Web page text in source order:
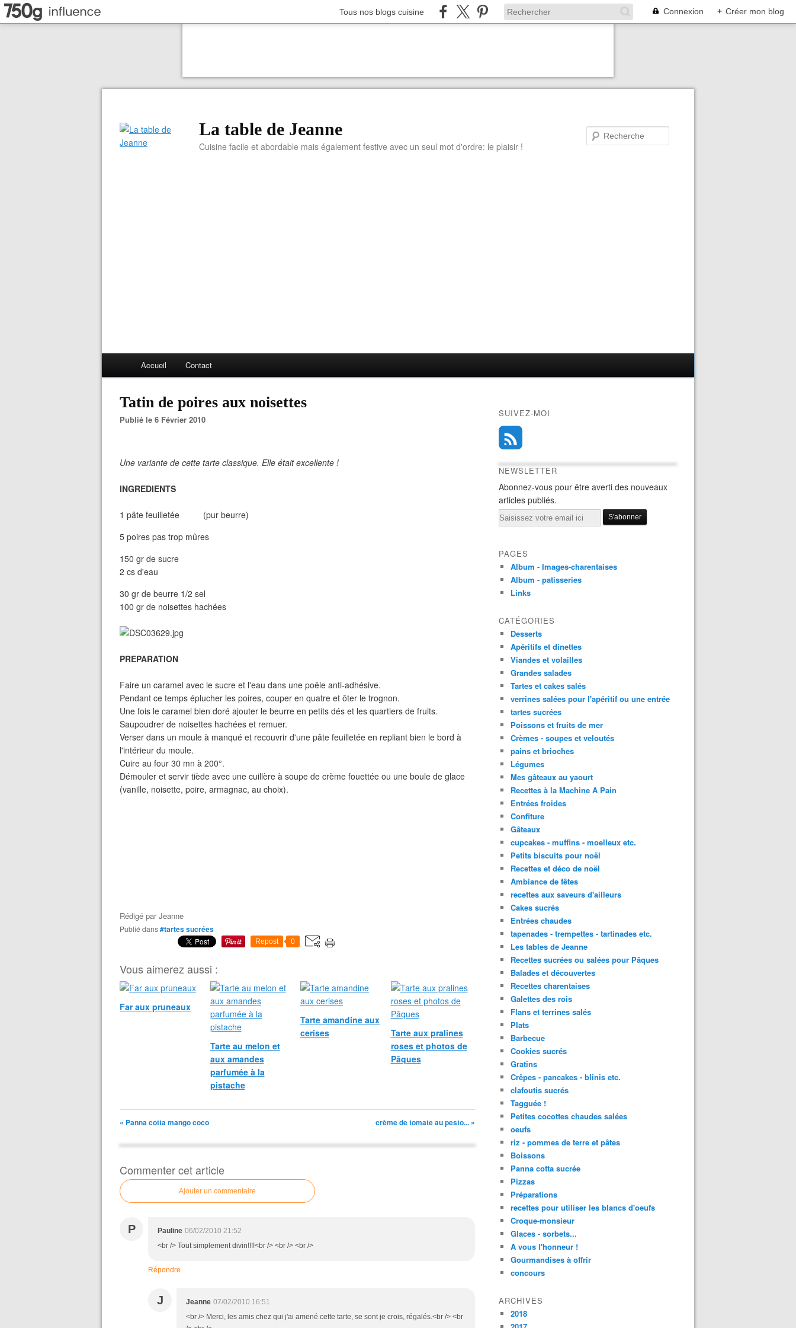
Tous nos blogs cuisine Connexion + Créer mon blog
La table de Jeanne
Cuisine facile et abordable mais également festive avec un seul mot d'ordre: le plaisir !
Accueil Contact
Tatin de poires aux noisettes
Publié le 6 Février 2010
Une variante de cette tarte classique. Elle était excellente !
INGREDIENTS
1 pâte feuilletée (pur beurre)
5 poires pas trop mûres
150 gr de sucre
2 cs d'eau
30 gr de beurre 1/2 sel
100 gr de noisettes hachées
PREPARATION
Faire un caramel avec le sucre et l'eau dans une poêle anti-adhésive.
Pendant ce temps éplucher les poires, couper en quatre et ôter le trognon.
Une fois le caramel bien doré ajouter le beurre en petits dés et les quartiers de fruits.
Saupoudrer de noisettes hachées et remuer.
Verser dans un moule à manqué et recouvrir d'une pâte feuilletée en repliant bien le bord à
l'intérieur du moule.
Cuire au four 30 mn à 200°.
Démouler et servir tiède avec une cuillère à soupe de crème fouettée ou une boule de glace
(vanille, noisette, poire, armagnac, au choix).
Rédigé parJeanne
Publié dans#tartes sucrées
Repost 0
Vous aimerez aussi :
Far aux pruneaux
Tarte au melon et
aux amandes
parfumée à la
pistache
Tarte amandine aux
cerises
Tarte aux pralines
roses et photos de
Pâques
« Panna cotta mango coco crème de tomate au pesto... »
Commenter cet article
Ajouter un commentaire
P Pauline 06/02/2010 21:52
<br /> Tout simplement divin!!!!<br /> <br /> <br />
Répondre
J Jeanne 07/02/2010 16:51
<br /> Merci, les amis chez qui j'ai amené cette tarte, se sont je crois, régalés.<br /> <br
SUIVEZ-MOI
NEWSLETTER
Abonnez-vous pour être averti des nouveaux
articles publiés.
Email
PAGES
Album - Images-charentaises
Album - patisseries
Links
CATÉGORIES
Desserts
Apéritifs et dinettes
Viandes et volailles
Grandes salades
Tartes et cakes salés
verrines salées pour l'apéritif ou une entrée
tartes sucrées
Poissons et fruits de mer
Crèmes - soupes et veloutés
pains et brioches
Légumes
Mes gâteaux au yaourt
Recettes à la Machine A Pain
Entrées froides
Confiture
Gâteaux
cupcakes - muffins - moelleux etc.
Petits biscuits pour noël
Recettes et déco de noël
Ambiance de fêtes
recettes aux saveurs d'ailleurs
Cakes sucrés
Entrées chaudes
tapenades - trempettes - tartinades etc.
Les tables de Jeanne
Recettes sucrées ou salées pour Pâques
Balades et découvertes
Recettes charentaises
Galettes des rois
Flans et terrines salés
Plats
Barbecue
Cookies sucrés
Gratins
Crêpes - pancakes - blinis etc.
clafoutis sucrés
Tagguée !
Petites cocottes chaudes salées
oeufs
riz - pommes de terre et pâtes
Boissons
Panna cotta sucrée
Pizzas
Préparations
recettes pour utiliser les blancs d'oeufs
Croque-monsieur
Glaces - sorbets...
A vous l'honneur !
Gourmandises à offrir
concours
ARCHIVES
2018